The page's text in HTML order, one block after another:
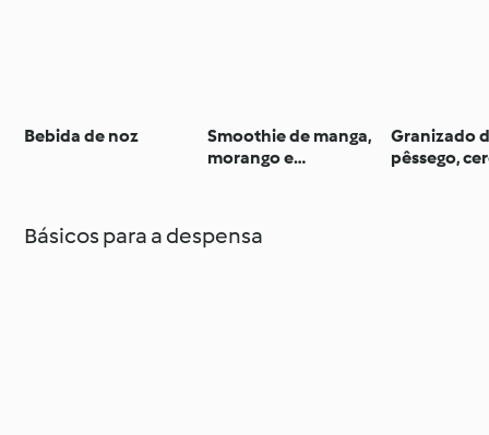
Bebida de noz
Smoothie de manga,
morango e
Granizado
pêssego,
Básicos para a despensa